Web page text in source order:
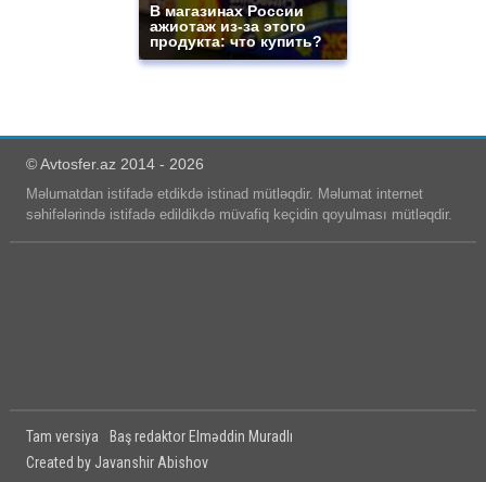
В магазинах России
ажиотаж из-за этого
продукта: что купить?
© Avtosfer.az 2014 - 2026
Məlumatdan istifadə etdikdə istinad mütləqdir. Məlumat internet
səhifələrində istifadə edildikdə müvafiq keçidin qoyulması mütləqdir.
Tam versiya
Baş redaktor Elməddin Muradlı
Created by Javanshir Abishov